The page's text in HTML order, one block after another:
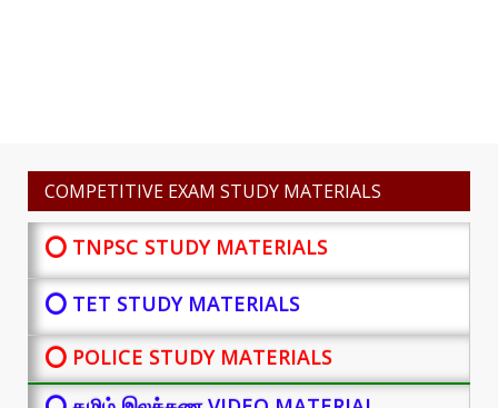
COMPETITIVE EXAM STUDY MATERIALS
⭕ TNPSC STUDY MATERIALS
⭕ TET STUDY MATERIALS
⭕ POLICE STUDY MATERIALS